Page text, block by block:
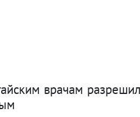
врачам